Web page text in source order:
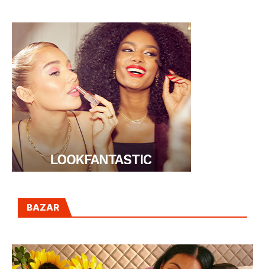
BAZAR